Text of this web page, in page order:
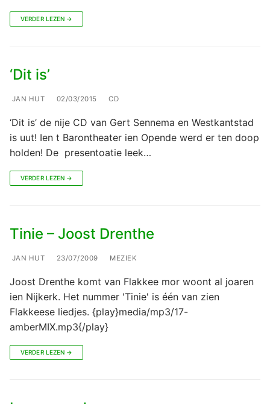
VERDER LEZEN →
‘Dit is’
JAN HUT 02/03/2015 CD
‘Dit is’ de nije CD van Gert Sennema en Westkantstad
is uut! Ien t Barontheater ien Opende werd er ten doop
holden! De presentoatie leek…
VERDER LEZEN →
Tinie – Joost Drenthe
JAN HUT 23/07/2009 MEZIEK
Joost Drenthe komt van Flakkee mor woont al joaren
ien Nijkerk. Het nummer 'Tinie' is één van zien
Flakkeese liedjes. {play}media/mp3/17-
amberMIX.mp3{/play}
VERDER LEZEN →